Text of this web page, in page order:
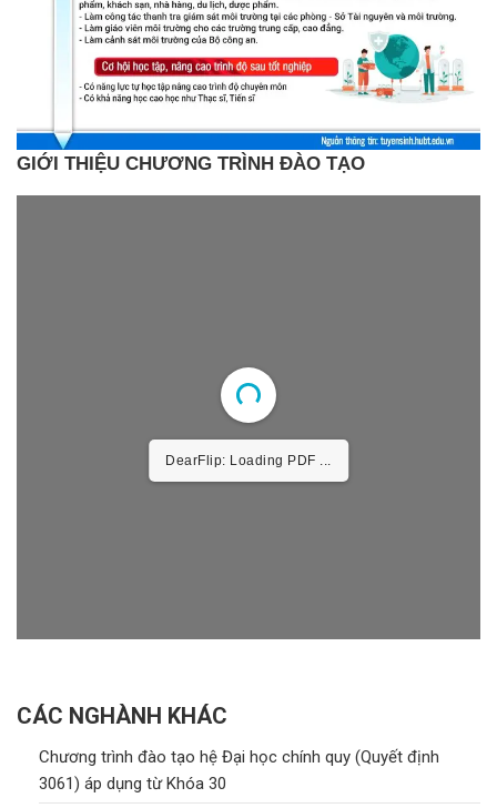
GIỚI THIỆU CHƯƠNG TRÌNH ĐÀO TẠO
DearFlip: Loading PDF ...
CÁC NGHÀNH KHÁC
Chương trình đào tạo hệ Đại học chính quy (Quyết định
3061) áp dụng từ Khóa 30